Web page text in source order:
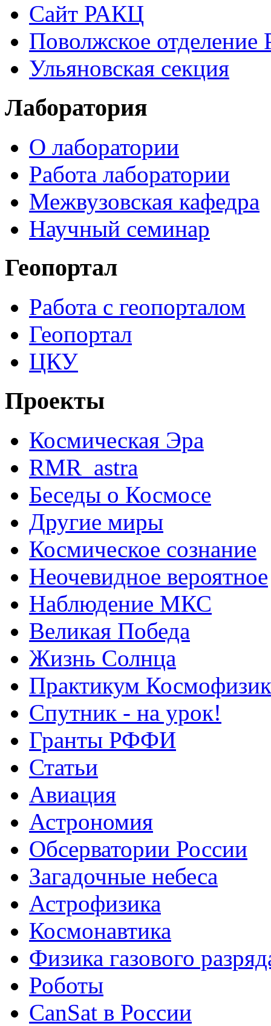
Сайт РАКЦ
Поволжское
Ульяновская секция
Лаборатория
О лаборатории
Работа лаборатории
Межвузовская кафедра
Научный семинар
Геопортал
Работа с геопорталом
Геопортал
ЦКУ
Проекты
Космическая Эра
RMR_astra
Беседы о Космосе
Другие миры
Космическое сознание
Неочевидное вероятное
Наблюдение МКС
Великая Победа
Жизнь Солнца
Практикум
Спутник - на урок!
Гранты РФФИ
Статьи
Авиация
Астрономия
Обсерватории России
Загадочные небеса
Астрофизика
Космонавтика
Физика газового
Роботы
CanSat в России